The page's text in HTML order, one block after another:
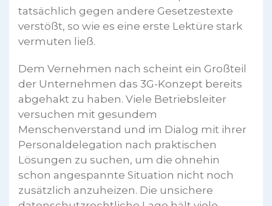
tatsächlich gegen andere Gesetzestexte
verstößt, so wie es eine erste Lektüre stark
vermuten ließ.
Dem Vernehmen nach scheint ein Großteil
der Unternehmen das 3G-Konzept bereits
abgehakt zu haben. Viele Betriebsleiter
versuchen mit gesundem
Menschenverstand und im Dialog mit ihrer
Personaldelegation nach praktischen
Lösungen zu suchen, um die ohnehin
schon angespannte Situation nicht noch
zusätzlich anzuheizen. Die unsichere